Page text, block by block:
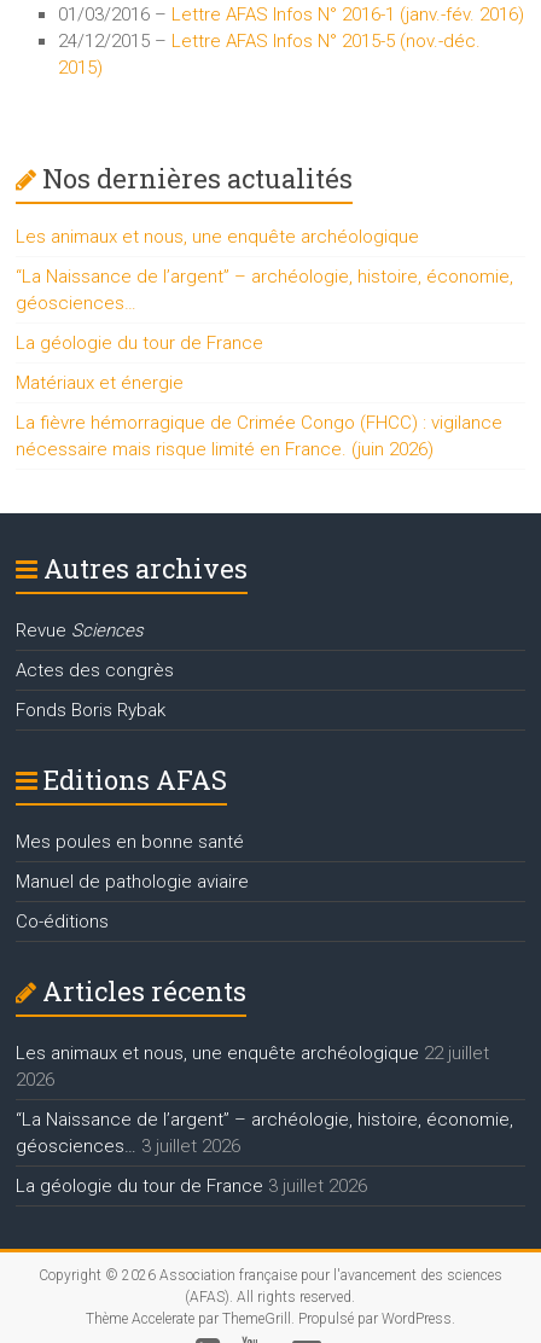
01/03/2016 – Lettre AFAS Infos N° 2016-1 (janv.-fév. 2016)
24/12/2015 – Lettre AFAS Infos N° 2015-5 (nov.-déc.
2015)
Nos dernières actualités
Les animaux et nous, une enquête archéologique
“La Naissance de l’argent” – archéologie, histoire, économie,
géosciences…
La géologie du tour de France
Matériaux et énergie
La fièvre hémorragique de Crimée Congo (FHCC) : vigilance
nécessaire mais risque limité en France. (juin 2026)
Autres archives
Revue Sciences
Actes des congrès
Fonds Boris Rybak
Editions AFAS
Mes poules en bonne santé
Manuel de pathologie aviaire
Co-éditions
Articles récents
Les animaux et nous, une enquête archéologique 22 juillet
2026
“La Naissance de l’argent” – archéologie, histoire, économie,
géosciences… 3 juillet 2026
La géologie du tour de France 3 juillet 2026
Copyright © 2026 Association française pour l'avancement des sciences
(AFAS). All rights reserved.
Thème Acceleratepar ThemeGrill. Propulsé par WordPress.